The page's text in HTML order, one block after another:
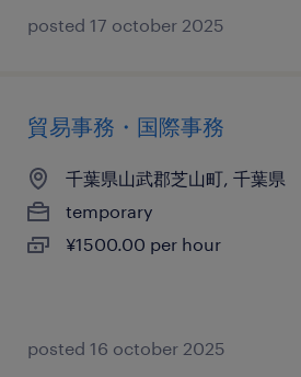
posted 17 october 2025
貿易事務・国際事務
千葉県山武郡芝山町, 千葉県
temporary
¥1500.00 per hour
posted 16 october 2025